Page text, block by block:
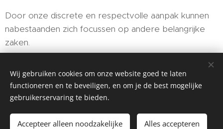
Door onze discrete en respectvolle aanpak kunnen
nabestaanden zich focussen op andere belangrijke
zaken.
Wij gebruiken cookies om onze website goed te laten
functioneren en te beveiligen, en om je de best mogelijke
gebruikerservaring te bieden.
Accepteer alleen noodzakelijke Alles accepteren